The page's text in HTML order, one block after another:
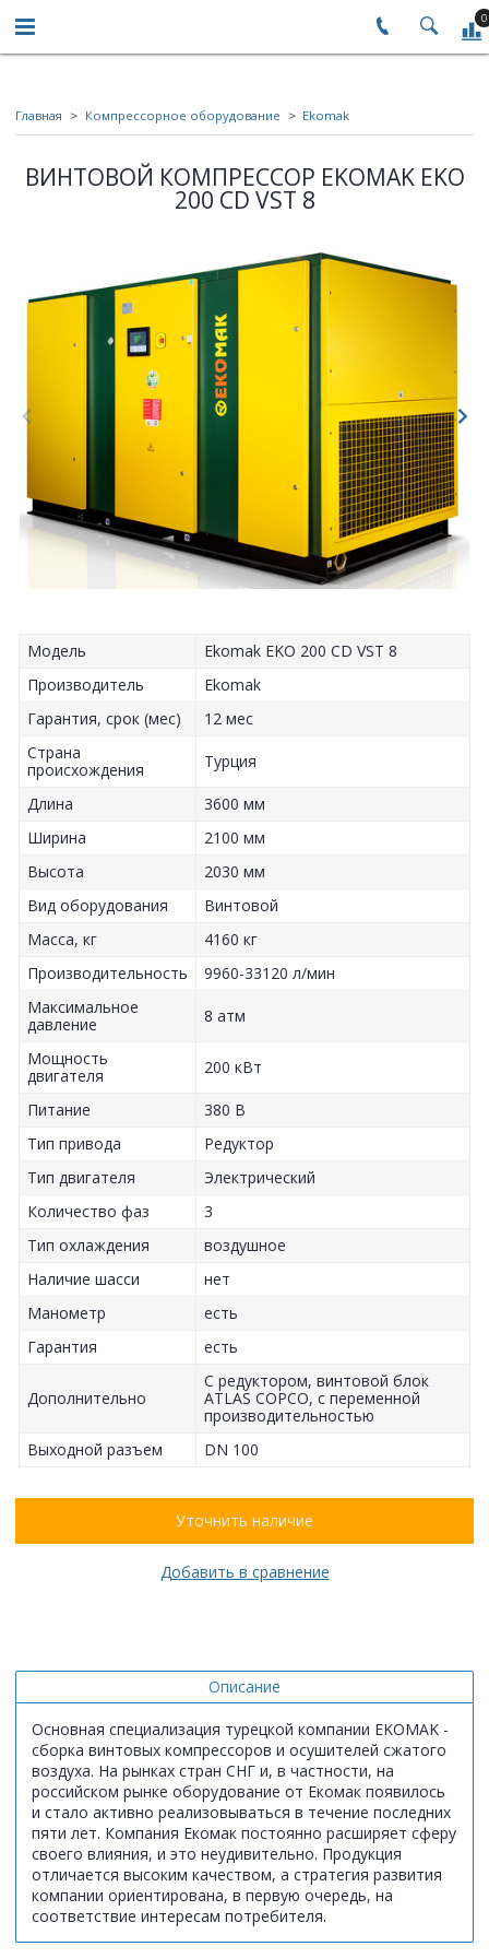
0
Главная Компрессорное оборудование Ekomak
ВИНТОВОЙ КОМПРЕССОР EKOMAK EKO
200 CD VST 8
Модель
Ekomak EKO 200 CD VST 8
Производитель
Ekomak
Гарантия, срок (мес)
12 мес
Страна
происхождения
Турция
Длина
3600 мм
Ширина
2100 мм
Высота
2030 мм
Вид оборудования
Винтовой
Масса, кг
4160 кг
Производительность
9960-33120 л/мин
Максимальное
давление
8 атм
Мощность
двигателя
200 кВт
Питание
380 В
Тип привода
Редуктор
Тип двигателя
Электрический
Количество фаз
3
Тип охлаждения
воздушное
Наличие шасси
нет
Манометр
есть
Гарантия
есть
Дополнительно
С редуктором, винтовой блок
ATLAS COPCO, с переменной
производительностью
Выходной разъем
DN 100
Уточнить наличие
Добавить в сравнение
Описание
Основная специализация турецкой компании EKOMAK -
сборка винтовых компрессоров и осушителей сжатого
воздуха. На рынках стран СНГ и, в частности, на
российском рынке оборудование от Екомак появилось
и стало активно реализовываться в течение последних
пяти лет. Компания Екомак постоянно расширяет сферу
своего влияния, и это неудивительно. Продукция
отличается высоким качеством, а стратегия развития
компании ориентирована, в первую очередь, на
соответствие интересам потребителя.